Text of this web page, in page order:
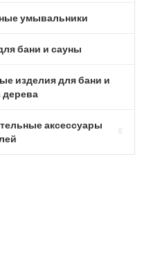
умывальники
бани и сауны
изделия для бани и
дерева
аксессуары